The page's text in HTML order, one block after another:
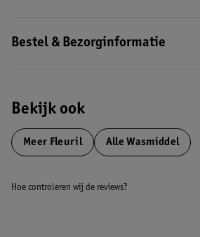
Bestel & Bezorginformatie
Bekijk ook
Meer Fleuril Alle Wasmiddel
Hoe controleren wij de reviews?